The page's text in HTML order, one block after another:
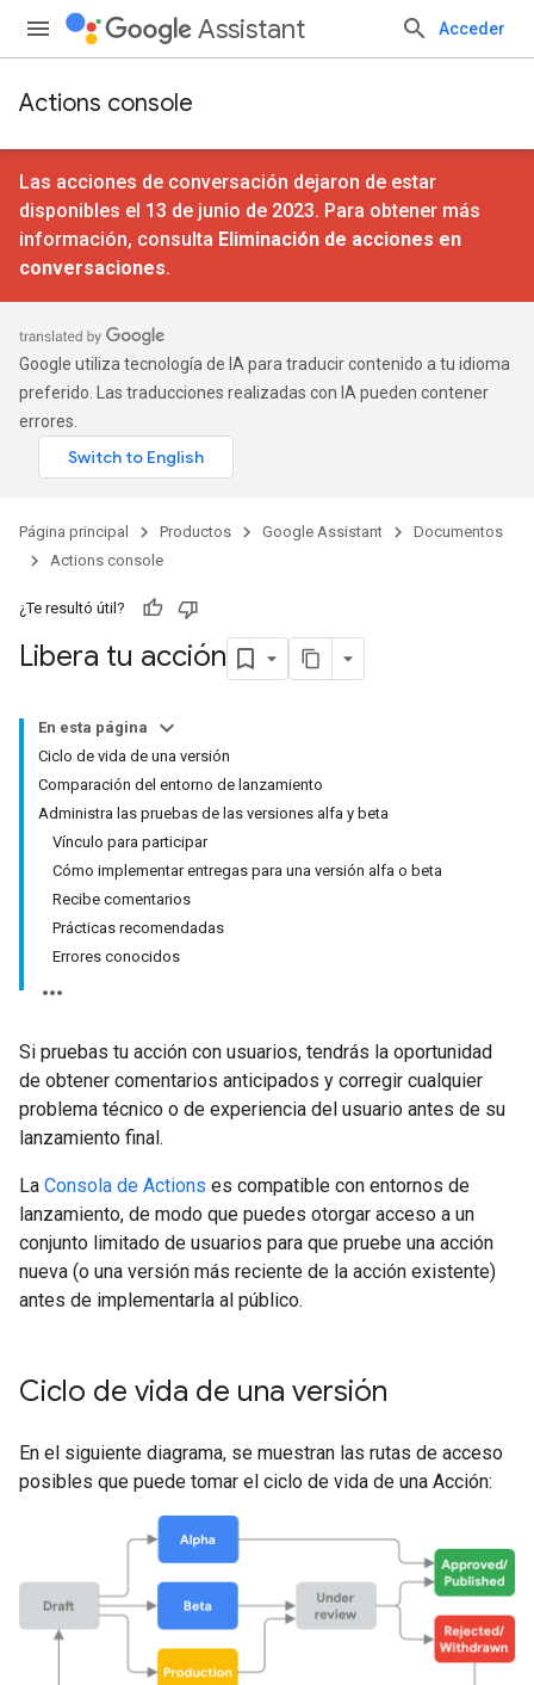
Assistant Acceder
Actions console
Las acciones de conversación dejaron de estar
disponibles el 13 de junio de 2023. Para obtener más
información, consulta Eliminación de acciones en
conversaciones.
Google utiliza tecnología de IA para traducir contenido a tu idioma
preferido. Las traducciones realizadas con IA pueden contener
errores.
Página principal Productos Google Assistant
Documentos
Actions console
¿Te resultó útil?
Libera tu acción
En esta página
Ciclo de vida de una versión
Comparación del entorno de lanzamiento
Administra las pruebas de las versiones alfa y beta
Vínculo para participar
Cómo implementar entregas para una versión alfa o beta
Recibe comentarios
Prácticas recomendadas
Errores conocidos
Si pruebas tu acción con usuarios, tendrás la oportunidad
de obtener comentarios anticipados y corregir cualquier
problema técnico o de experiencia del usuario antes de su
lanzamiento final.
La Consola de Actions es compatible con entornos de
lanzamiento, de modo que puedes otorgar acceso a un
conjunto limitado de usuarios para que pruebe una acción
nueva (o una versión más reciente de la acción existente)
antes de implementarla al público.
Ciclo de vida de una versión
En el siguiente diagrama, se muestran las rutas de acceso
posibles que puede tomar el ciclo de vida de una Acción: